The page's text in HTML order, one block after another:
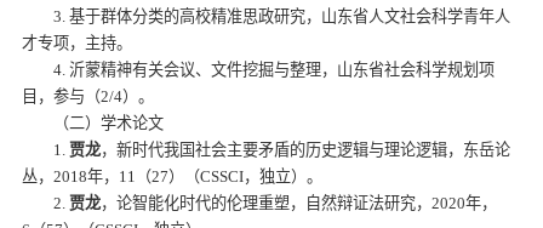
3. 基于群体分类的高校精准思政研究，山东省人文社会科学青年人
才专项，主持。
4. 沂蒙精神有关会议、文件挖掘与整理，山东省社会科学规划项
目，参与（2/4）。
（二）学术论文
1. 贾龙，新时代我国社会主要矛盾的历史逻辑与理论逻辑，东岳论
丛，2018年，11（27）（CSSCI，独立）。
2. 贾龙，论智能化时代的伦理重塑，自然辩证法研究，2020年，